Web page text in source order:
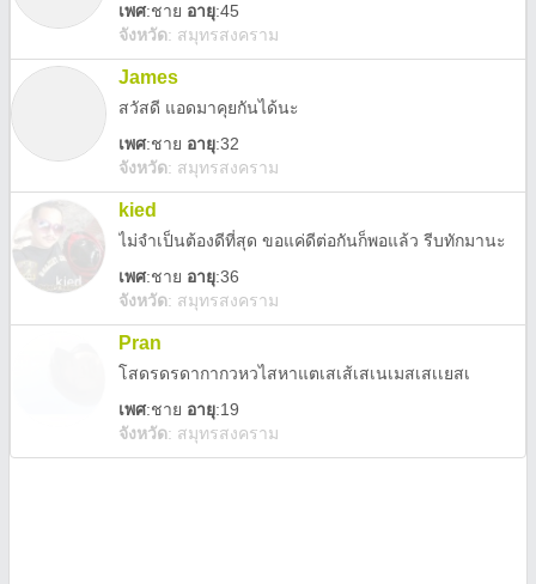
เพศ:ชาย อายุ:45
จังหวัด: สมุทรสงคราม
James
สวัสดี แอดมาคุยกันได้นะ
เพศ:ชาย อายุ:32
จังหวัด: สมุทรสงคราม
kied
ไม่จำเป็นต้องดีที่สุด ขอแค่ดีต่อกันก็พอแล้ว รีบทักมานะ
เพศ:ชาย อายุ:36
จังหวัด: สมุทรสงคราม
Pran
โสดรดรดากากวหวไสหาแตเสเส้เสเนเมสเสเเยสเ
เพศ:ชาย อายุ:19
จังหวัด: สมุทรสงคราม